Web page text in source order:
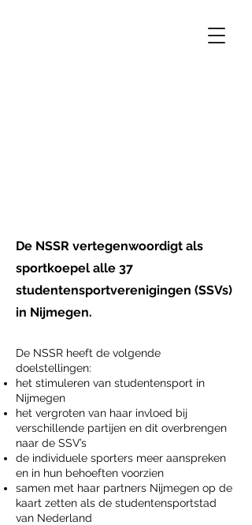
De NSSR vertegenwoordigt als
sportkoepel alle 37
studentensportverenigingen (SSVs)
in Nijmegen.
De NSSR heeft de volgende
doelstellingen:
het stimuleren van studentensport in
Nijmegen
het vergroten van haar invloed bij
verschillende partijen en dit overbrengen
naar de SSV’s
de individuele sporters meer aanspreken
en in hun behoeften voorzien
samen met haar partners Nijmegen op de
kaart zetten als de studentensportstad
van Nederland